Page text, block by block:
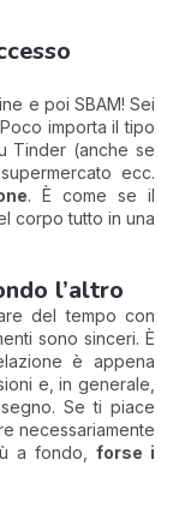
e poi SBAM! Sei
importa il tipo
Tinder (anche se
ecc.
. È come se il
corpo tutto in una
l’altro
del tempo con
sono sinceri. È
è appena
e, in generale,
Se ti piace
necessariamente
a fondo,forse i